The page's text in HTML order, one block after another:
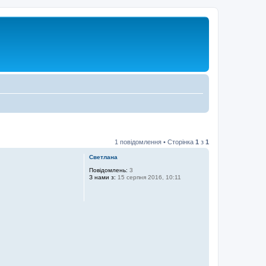
1 повідомлення • Сторінка 1 з 1
Светлана
Повідомлень: 3
З нами з: 15 серпня 2016, 10:11